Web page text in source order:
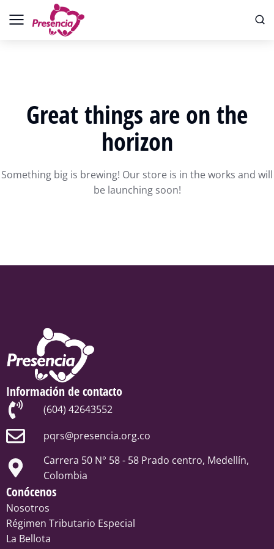
Great things are on the
horizon
Something big is brewing! Our store is in the works and will
be launching soon!
Información de contacto
(604) 42643552
pqrs@presencia.org.co
Carrera 50 N° 58 - 58 Prado centro, Medellín,
Colombia
Conócenos
Nosotros
Régimen Tributario Especial
La Bellota